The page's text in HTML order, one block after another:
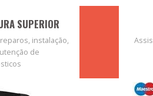
SUPERIOR
instalação,
de